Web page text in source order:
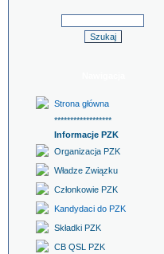
Strona główna
******************
Informacje PZK
Organizacja PZK
Władze Związku
Członkowie PZK
Kandydaci do PZK
Składki PZK
CB QSL PZK